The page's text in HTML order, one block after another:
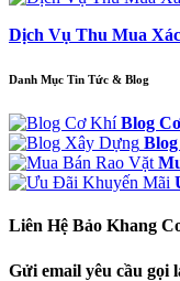
Dịch Vụ Thu Mua
Danh Mục Tin Tức & Blog
Blog
Liên Hệ Bảo Khang
Gửi email yêu cầu gọi